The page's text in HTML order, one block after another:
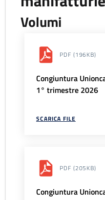
Volumi
PDF (196KB)
Congiuntura
1° trimestre 2026
SCARICA FILE
PDF (205KB)
Congiuntura